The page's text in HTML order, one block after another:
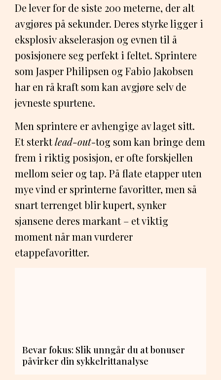
De lever for de siste 200 meterne, der alt
avgjøres på sekunder. Deres styrke ligger i
eksplosiv akselerasjon og evnen til å
posisjonere seg perfekt i feltet. Sprintere
som Jasper Philipsen og Fabio Jakobsen
har en rå kraft som kan avgjøre selv de
jevneste spurtene.
Men sprintere er avhengige av laget sitt.
Et sterktlead-out-tog som kan bringe dem
frem i riktig posisjon, er ofte forskjellen
mellom seier og tap. På flate etapper uten
mye vind er sprinterne favoritter, men så
snart terrenget blir kupert, synker
sjansene deres markant – et viktig
moment når man vurderer
etappefavoritter.
Bevar fokus: Slik unngår du at bonuser
påvirker din sykkelrittanalyse